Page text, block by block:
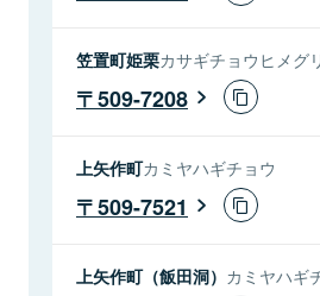
笠置町姫栗カサギチョウヒメグ
509-7208
上矢作町カミヤハギチョウ
509-7521
上矢作町（飯田洞） カミヤハギ